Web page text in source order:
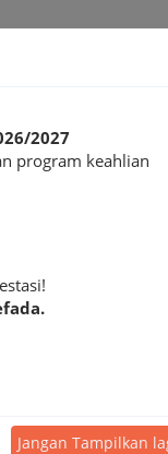
2027
program keahlian
Jangan Tampilkan